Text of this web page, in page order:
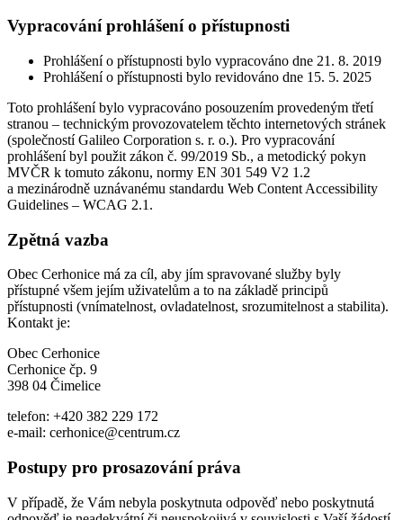
Vypracování prohlášení o přístupnosti
Prohlášení o přístupnosti bylo vypracováno dne 21. 8. 2019
Prohlášení o přístupnosti bylo revidováno dne 15. 5. 2025
Toto prohlášení bylo vypracováno posouzením provedeným třetí
stranou – technickým provozovatelem těchto internetových stránek
(společností Galileo Corporation s. r. o.). Pro vypracování
prohlášení byl použit zákon č. 99/2019 Sb., a metodický pokyn
MVČR k tomuto zákonu, normy EN 301 549 V2 1.2
a mezinárodně uznávanému standardu Web Content Accessibility
Guidelines – WCAG 2.1.
Zpětná vazba
Obec Cerhonice má za cíl, aby jím spravované služby byly
přístupné všem jejím uživatelům a to na základě principů
přístupnosti (vnímatelnost, ovladatelnost, srozumitelnost a stabilita).
Kontakt je:
Obec Cerhonice
Cerhonice čp. 9
398 04 Čimelice
telefon: +420 382 229 172
e-mail: cerhonice@centrum.cz
Postupy pro prosazování práva
V případě, že Vám nebyla poskytnuta odpověď nebo poskytnutá